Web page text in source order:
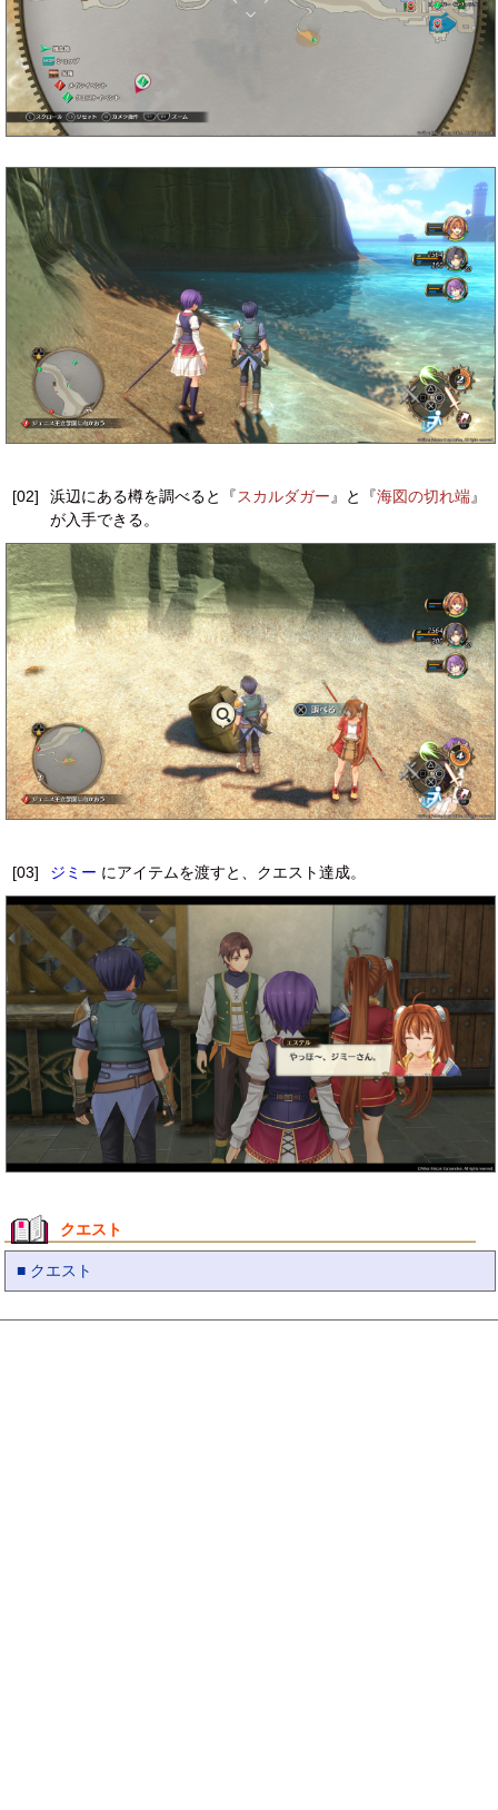
[02] 浜辺にある樽を調べると『スカルダガー 』と『海図の切れ端』
が入手できる。
[03] ジミー にアイテムを渡すと、クエスト達成。
クエスト
■ クエスト